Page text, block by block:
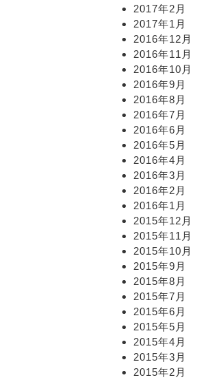
2017年2月
2017年1月
2016年12月
2016年11月
2016年10月
2016年9月
2016年8月
2016年7月
2016年6月
2016年5月
2016年4月
2016年3月
2016年2月
2016年1月
2015年12月
2015年11月
2015年10月
2015年9月
2015年8月
2015年7月
2015年6月
2015年5月
2015年4月
2015年3月
2015年2月